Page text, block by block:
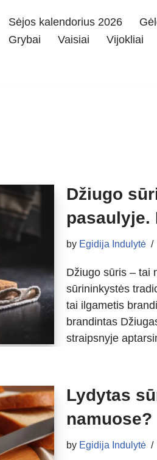
Sėjos kalendorius 2026
Grybai
Vaisiai Vijokliai
Džiugo
pasaulyje.
by Egidija Indulytė
Džiugo sūris – tai
sūrininkystės
tai ilgametis
brandintas
straipsnyje
Lydytas
namuose?
by Egidija Indulytė